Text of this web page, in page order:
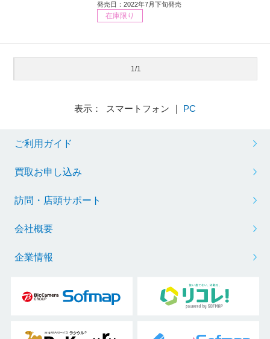
発売日：2022年7月下旬発売
在庫限り
1/1
表示： スマートフォン ｜ PC
ご利用ガイド
買取お申し込み
訪問・店頭サポート
会社概要
企業情報